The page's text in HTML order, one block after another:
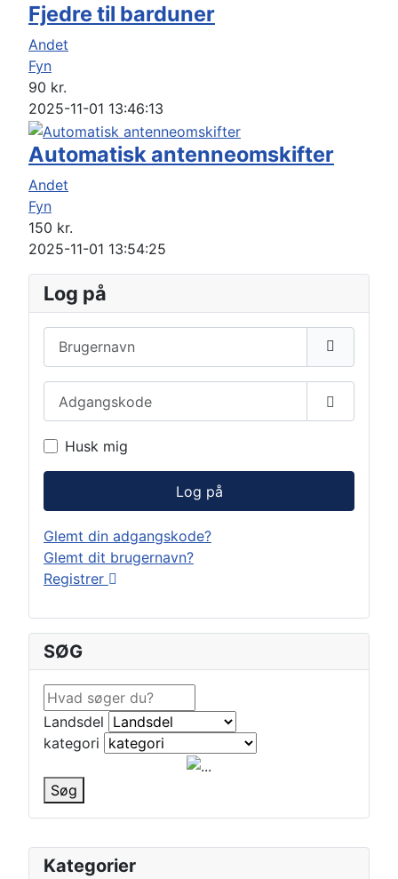
Kategorier
Fjedre til barduner
Andet
Fyn
90 kr.
2025-11-01 13:46:13
Automatisk antenneomskifter
Andet
Fyn
150 kr.
2025-11-01 13:54:25
Log på
Vis
Husk mig
Log på
Glemt din adgangskode?
Glemt dit brugernavn?
Registrer
SØG
Landsdel
kategori
Søg